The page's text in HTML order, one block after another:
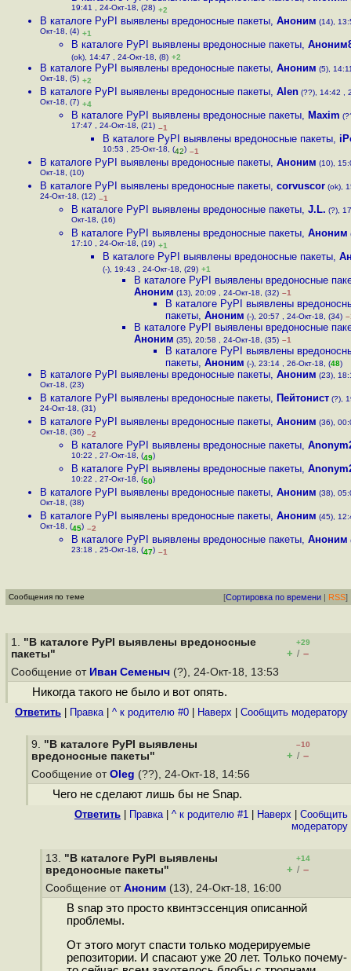
19:41 , 24-Окт-18, (28) +2
В каталоге PyPI выявлены вредоносные пакеты, Аноним (14),
Окт-18, (4) +1
В каталоге PyPI выявлены вредоносные пакеты,
(ok), 14:47 , 24-Окт-18, (8) +2
В каталоге PyPI выявлены вредоносные пакеты, Аноним (5),
Окт-18, (5) +2
В каталоге PyPI выявлены вредоносные пакеты, Alen (??), 14:42 ,
Окт-18, (7) +4
В каталоге PyPI выявлены вредоносные пакеты, Maxim
17:47 , 24-Окт-18, (21) –1
В каталоге PyPI выявлены вредоносные пакеты,
10:53 , 25-Окт-18, (42) –1
В каталоге PyPI выявлены вредоносные пакеты, Аноним (10),
Окт-18, (10)
В каталоге PyPI выявлены вредоносные пакеты, corvuscor (ok),
24-Окт-18, (12) –1
В каталоге PyPI выявлены вредоносные пакеты, J.L. (?),
Окт-18, (16)
В каталоге PyPI выявлены вредоносные пакеты, Аноним
17:10 , 24-Окт-18, (19) +1
В каталоге PyPI выявлены вредоносные пакеты,
(-), 19:43 , 24-Окт-18, (29) +1
В каталоге PyPI выявлены вредоносные
Аноним (13), 20:09 , 24-Окт-18, (32) –1
В каталоге PyPI выявлены
пакеты, Аноним (-), 20:57 , 24-Окт-18, (34)
В каталоге PyPI выявлены вредоносные
Аноним (35), 20:58 , 24-Окт-18, (35) –1
В каталоге PyPI выявлены
пакеты, Аноним (-), 23:14 , 26-Окт-18, (48)
В каталоге PyPI выявлены вредоносные пакеты, Аноним (23),
Окт-18, (23)
В каталоге PyPI выявлены вредоносные пакеты, Пейтонист (?),
24-Окт-18, (31)
В каталоге PyPI выявлены вредоносные пакеты, Аноним (36),
Окт-18, (36) –2
В каталоге PyPI выявлены вредоносные пакеты,
10:22 , 27-Окт-18, (49)
В каталоге PyPI выявлены вредоносные пакеты,
10:22 , 27-Окт-18, (50)
В каталоге PyPI выявлены вредоносные пакеты, Аноним (38),
Окт-18, (38)
В каталоге PyPI выявлены вредоносные пакеты, Аноним (45),
Окт-18, (45) –2
В каталоге PyPI выявлены вредоносные пакеты, Аноним
23:18 , 25-Окт-18, (47) –1
Сообщения по теме [Сортировка по времени | RSS]
1. "В каталоге PyPI выявлены вредоносные
пакеты"
+29
+ / –
Сообщение от Иван Семеныч (?), 24-Окт-18, 13:53
Никогда такого не было и вот опять.
Ответить Правка| ^ к родителю #0 Наверх Cообщить модератору
9. "В каталоге PyPI выявлены
вредоносные пакеты"
–10
+ / –
Сообщение от Oleg (??), 24-Окт-18, 14:56
Чего не сделают лишь бы не Snap.
Ответить Правка| ^ к родителю #1 Наверх
Cообщить
модератору
13. "В каталоге PyPI выявлены
вредоносные пакеты"
+14
+ / –
Сообщение от Аноним (13), 24-Окт-18, 16:00
В snap это просто квинтэссенция описанной
проблемы.
От этого могут спасти только модерируемые
репозитории. И спасают уже 20 лет. Только почему-